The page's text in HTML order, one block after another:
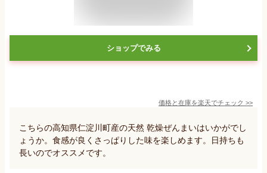
ショップでみる
価格と在庫を楽天でチェック >>
こちらの高知県仁淀川町産の天然 乾燥ぜんまいはいかがでし
ょうか。食感が良くさっぱりした味を楽しめます。日持ちも
長いのでオススメです。